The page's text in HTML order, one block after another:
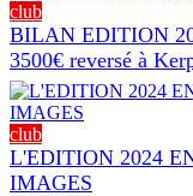
club
BILAN EDITION
3500€ reversé à
club
L'EDITION 2024
IMAGES